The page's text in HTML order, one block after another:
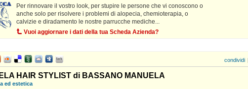
Per rinnovare il vostro look, per stupire le persone che vi conoscono o
anche solo per risolvere i problemi di alopecia, chemioterapia, o
calvizie e diradamento le nostre parrucche mediche...
Vuoi aggiornare i dati della tua Scheda Azienda?
condividi
HAIR STYLIST di BASSANO MANUELA
ed estetica